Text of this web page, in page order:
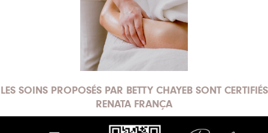
LES SOINS PROPOSÉS PAR BETTY CHAYEB SONT CERTIFIÉS
RENATA FRANÇA